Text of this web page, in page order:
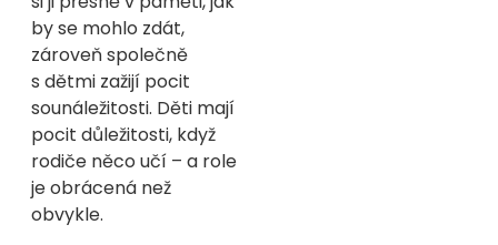
by se mohlo zdát,
zároveň společně
s dětmi zažijí pocit
sounáležitosti. Děti mají
pocit důležitosti, když
rodiče něco učí – a role
je obrácená než
obvykle.